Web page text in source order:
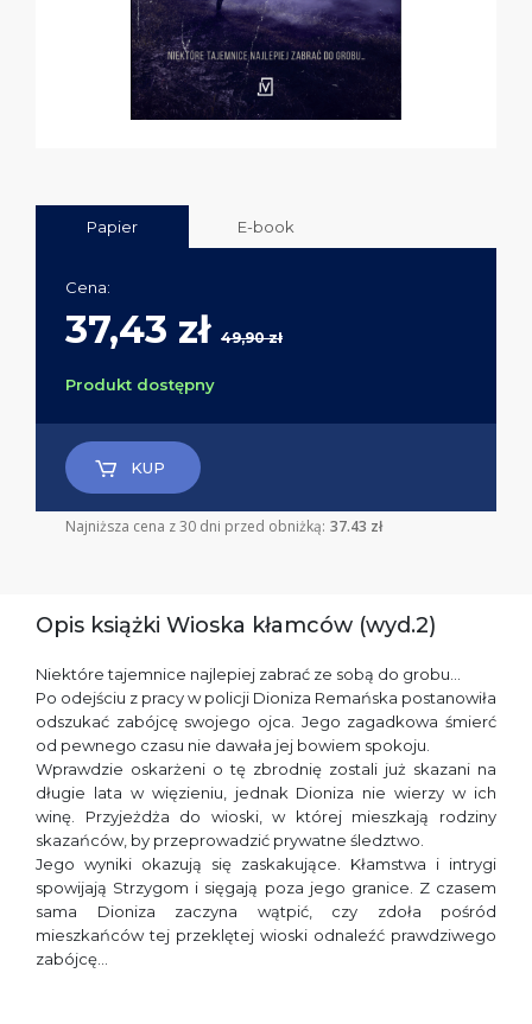
Papier E-book
Cena:
37,43 zł 49,90 zł
Produkt dostępny
KUP
Najniższa cena z 30 dni przed obniżką: 37.43 zł
Opis książki Wioska kłamców (wyd.2)
Niektóre tajemnice najlepiej zabrać ze sobą do grobu…
Po odejściu z pracy w policji Dioniza Remańska postanowiła
odszukać zabójcę swojego ojca. Jego zagadkowa śmierć
od pewnego czasu nie dawała jej bowiem spokoju.
Wprawdzie oskarżeni o tę zbrodnię zostali już skazani na
długie lata w więzieniu, jednak Dioniza nie wierzy w ich
winę. Przyjeżdża do wioski, w której mieszkają rodziny
skazańców, by przeprowadzić prywatne śledztwo.
Jego wyniki okazują się zaskakujące. Kłamstwa i intrygi
spowijają Strzygom i sięgają poza jego granice. Z czasem
sama Dioniza zaczyna wątpić, czy zdoła pośród
mieszkańców tej przeklętej wioski odnaleźć prawdziwego
zabójcę…